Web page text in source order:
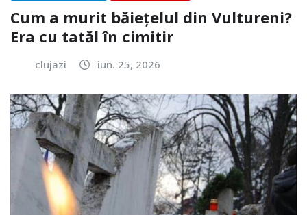
Cum a murit băiețelul din Vultureni?
Era cu tatăl în cimitir
clujazi iun. 25, 2026